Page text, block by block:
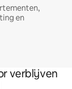
en
verblijven